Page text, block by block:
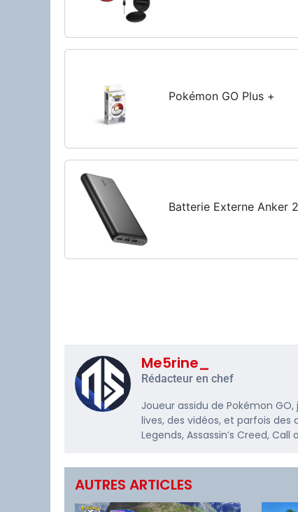
Pokémon GO Plus +
Batterie Externe Anker
Me5rine_
Rédacteur en chef
Joueur assidu de Pokémon
lives, des vidéos, et parfois des
Legends, Assassin’s Creed,
AUTRES ARTICLES